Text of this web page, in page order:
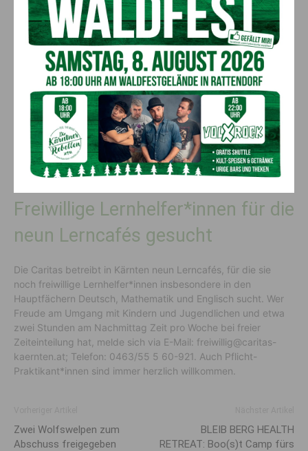
Anrecht auf Bildung
Caritasdirektor Ernst Sandriesserfreut sich über die
großzügige Spende für das Lerncafé Spittal und dankt den
Architekt*innen, denn: „Bildung ist die beste
Armutsprävention. Kinder und Jugendliche haben ein Anrecht
darauf. Mit einer guten Ausbildung steigen ihre Chancen auf
eine soziale Teilhabe im Leben. Es soll ein fairer Zugang zur
Bildung für alle ermöglicht werden, damit keine Begabung und
kein Talent verloren gehen.“
Freiwillige Lernhelfer*innen für die
neun Lerncafés gesucht
Die Caritas betreibt in Kärnten neun Lerncafés, für die sie
noch freiwillige Lernhelfer*innen insbesondere in den
Hauptfächern Deutsch, Mathematik und Englisch sucht. Wer
Freude am Umgang mit Kindern und Jugendlichen und etwa
zwei Stunden am Nachmittag Zeit pro Woche bei freier
Zeiteinteilung hat, melde sich via E-Mail: freiwillig@caritas-
kaernten.at; Telefon: 0463/55 5 60-921. Auch Pflicht-
Praktikant*innen sind immer herzlich willkommen.
Zwei Wolfs­welpen zum
Abschuss freigegeben
BLEIB BERG HEALTH
RETREAT: Boo(s)t Camp fürs